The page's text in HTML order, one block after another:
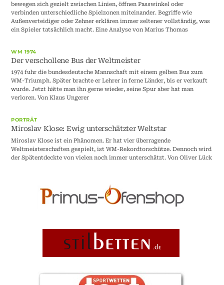
bewegen sich gezielt zwischen Linien, öffnen Passwinkel oder
verbinden unterschiedliche Spielzonen miteinander. Begriffe wie
Außenverteidiger oder Zehner erklären immer seltener vollständig, was
ein Spieler tatsächlich macht. Eine Analyse von Marius Thomas
WM 1974
Der verschollene Bus der Weltmeister
1974 fuhr die bundesdeutsche Mannschaft mit einem gelben Bus zum
WM-Triumph. Später brachte er Lehrer in ferne Länder, bis er verkauft
wurde. Jetzt hätte man ihn gerne wieder, seine Spur aber hat man
verloren. Von Klaus Ungerer
PORTRÄT
Miroslav Klose: Ewig unterschätzter Weltstar
Miroslav Klose ist ein Phänomen. Er hat vier überragende
Weltmeisterschaften gespielt, ist WM-Rekordtorschütze. Dennoch wird
der Spätentdeckte von vielen noch immer unterschätzt. Von Oliver Lück